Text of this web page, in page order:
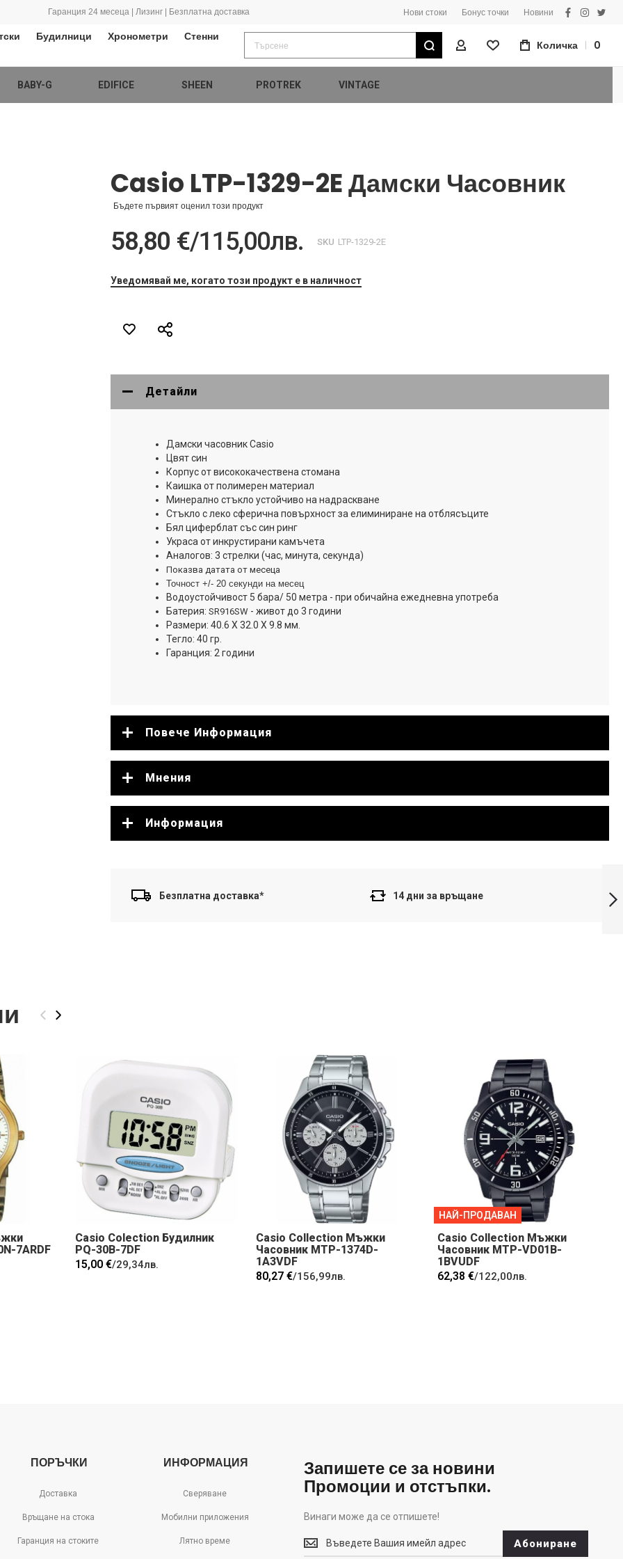
Гаранция 24 месеца | Лизинг | Безплатна доставка Нови стоки Бонус точки Новини
facebook
Будилници Хронометри
Стенни
Търсене
Моят ПрофилКоличка 0
BABY-G EDIFICE SHEEN PROTREK VINTAGE
Casio LTP-1329-2E Дамски Часовник
Бъдете първият оценил този продукт
58,80 €/115,00лв. SKU LTP-1329-2E
Уведомявай ме, когато този продукт е в наличност
Детайли
Дамски часовник Casio
Цвят син
Корпус от висококачествена стомана
Каишка от полимерен материал
Минерално стъкло устойчиво на надраскване
Стъкло с леко сферична повърхност за елиминиране на отблясъците
Бял циферблат със син ринг
Украса от инкрустирани камъчета
Aналогов: 3 стрелки (час, минута, секунда)
Показва датата от месеца
Точност +/- 20 секунди на месец
Водоустойчивост 5 бара/ 50 метра - при обичайна ежедневна употреба
Батерия: SR916SW - живот до 3 години
Размери: 40.6 X 32.0 X 9.8 мм.
Тегло: 40 гр.
Гаранция: 2 години
Повече Информация
Мнения
Информация
Безплатна доставка* 14 дни за връщане
‹ ›
7ARDF
Casio Colection Будилник
PQ-30B-7DF
15,00 €/29,34лв.
Casio Collection Мъжки
Часовник MTP-1374D-
1A3VDF
80,27 €/156,99лв.
НАЙ-ПРОДАВАН
Casio Collection Мъжки
Часовник MTP-VD01B-
1BVUDF
62,38 €/122,00лв.
Запишете се за новини
Промоции и отстъпки.
Винаги може да се отпишете!
Винаги
може
Абониране
ПОРЪЧКИ
Доставка
Връщане на стока
Гаранция на стоките
ИНФОРМАЦИЯ
Сверяване
Мобилни приложения
Лятно време